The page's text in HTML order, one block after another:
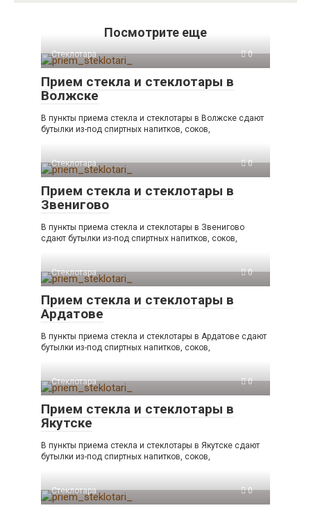
Посмотрите еще
Стеклотара 0
Прием стекла и стеклотары в
Волжске
В пункты приема стекла и стеклотары в Волжске сдают
бутылки из-под спиртных напитков, соков,
Стеклотара 0
Прием стекла и стеклотары в
Звенигово
В пункты приема стекла и стеклотары в Звенигово
сдают бутылки из-под спиртных напитков, соков,
Стеклотара 0
Прием стекла и стеклотары в
Ардатове
В пункты приема стекла и стеклотары в Ардатове сдают
бутылки из-под спиртных напитков, соков,
Стеклотара 0
Прием стекла и стеклотары в
Якутске
В пункты приема стекла и стеклотары в Якутске сдают
бутылки из-под спиртных напитков, соков,
Стеклотара 0